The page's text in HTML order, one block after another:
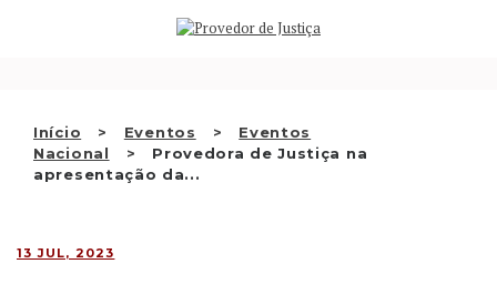
Início Eventos
Eventos
Nacional
Provedora de Justiça na
apresentação da...
QUEM SOMOS
RECOMENDAÇÕES E OUTRAS
DECISÕES
APRESENTAR QUEIXA
13 JUL, 2023